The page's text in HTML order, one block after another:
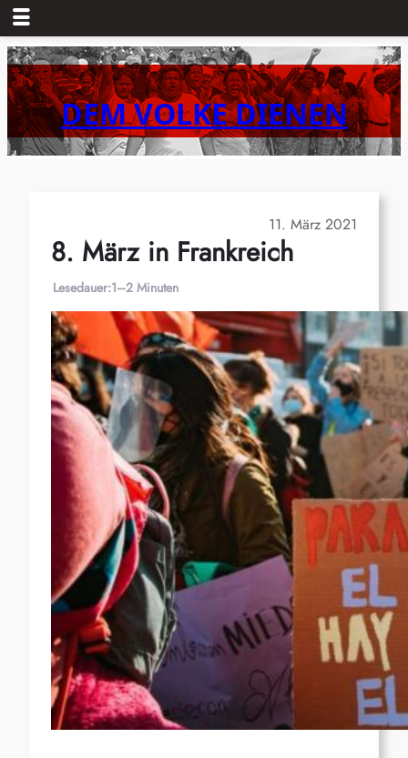
Zum
Inhalt
springenDEM VOLKE DIENEN
11. März 2021
8. März in Frankreich
Lesedauer:1–2 Minuten